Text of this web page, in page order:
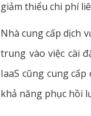
giảm thiểu chi phí
Nhà cung cấp dịch
trung vào việc cài
IaaS cũng cung
khả năng phục hồi